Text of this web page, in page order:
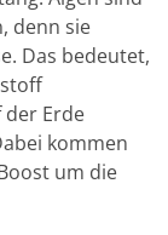
denn sie
Das bedeutet,
der Erde
kommen
um die